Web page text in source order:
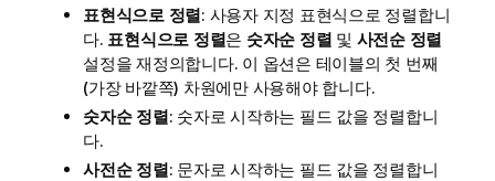
표현식으로 정렬: 사용자 지정 표현식으로 정렬합니
다. 표현식으로 정렬은 숫자순 정렬 및 사전순 정렬
설정을 재정의합니다. 이 옵션은 테이블의 첫 번째
(가장 바깥쪽) 차원에만 사용해야 합니다.
숫자순 정렬: 숫자로 시작하는 필드 값을 정렬합니
다.
사전순 정렬: 문자로 시작하는 필드 값을 정렬합니